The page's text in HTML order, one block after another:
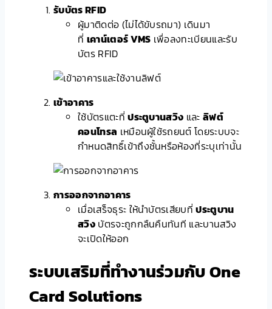
รับบัตร RFID
ผู้มาติดต่อ (ไม่ได้ขับรถมา) เดินมา
ที่ เคาน์เตอร์ VMS เพื่อลงทะเบียนและรับ
บัตร RFID
เข้าอาคาร
ใช้บัตรแตะที่ประตูบานสวิง และลิฟต์
คอนโทรล เหมือนผู้ใช้รถยนต์ โดยระบบจะ
กำหนดสิทธิ์เข้าถึงชั้นหรือห้องที่ระบุเท่านั้น
การออกจากอาคาร
เมื่อเสร็จธุระ ให้นำบัตรเสียบที่ประตูบาน
สวิงบัตรจะถูกกลืนคืนทันที และบานสวิง
จะเปิดให้ออก
ระบบเสริมที่ทำงานร่วมกับ One
Card Solutions